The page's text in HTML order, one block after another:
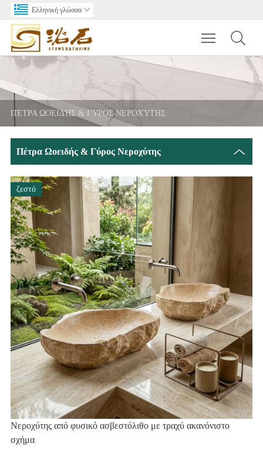
Ελληνική γλώσσα 
Toggle
ΠΈΤΡΑ ΩΟΕΙΔΉΣ & ΓΎΡΟΣ ΝΕΡΟΧΎΤΗΣ
Πέτρα Ωοειδής & Γύρος Νεροχύτης
ζεστό
Νεροχύτης από φυσικό ασβεστόλιθο με τραχύ ακανόνιστο
σχήμα